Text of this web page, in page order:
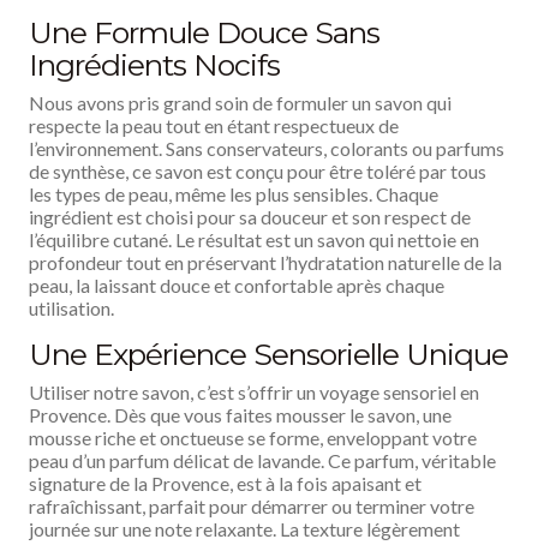
Une Formule Douce Sans
Ingrédients Nocifs
Nous avons pris grand soin de formuler un savon qui
respecte la peau tout en étant respectueux de
l’environnement. Sans conservateurs, colorants ou parfums
de synthèse, ce savon est conçu pour être toléré par tous
les types de peau, même les plus sensibles. Chaque
ingrédient est choisi pour sa douceur et son respect de
l’équilibre cutané. Le résultat est un savon qui nettoie en
profondeur tout en préservant l’hydratation naturelle de la
peau, la laissant douce et confortable après chaque
utilisation.
Une Expérience Sensorielle Unique
Utiliser notre savon, c’est s’offrir un voyage sensoriel en
Provence. Dès que vous faites mousser le savon, une
mousse riche et onctueuse se forme, enveloppant votre
peau d’un parfum délicat de lavande. Ce parfum, véritable
signature de la Provence, est à la fois apaisant et
rafraîchissant, parfait pour démarrer ou terminer votre
journée sur une note relaxante. La texture légèrement